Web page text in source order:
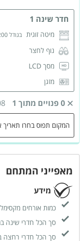
חדר שינה 1
מיטה זוגית בגודל 180X200 מטר
נוף לחצר
מסך LCD
מזגן
ארונות לאחסון
שידות לאחסון
מאוורר תקרה
0 פנויים מתוך 1
המקום תפוס בחרו תאריך
מאפייני המתחם
מידע
כמות אורחים
סך הכל חדרי שינה
סך הכל חדרי רחצה